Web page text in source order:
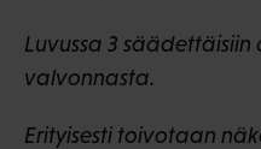
Luvussa 3 säädettäisiin
valvonnasta.
Erityisesti toivotaan